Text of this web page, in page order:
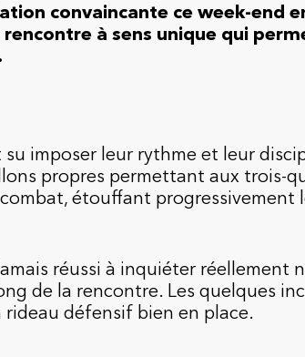
convaincante ce week-end
à sens unique qui
imposer leur rythme et leur
propres permettant aux trois-
étouffant progressivement
réussi à inquiéter
de la rencontre. Les quelques
défensif bien en place.